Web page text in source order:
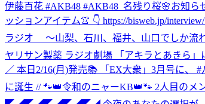
伊藤百花 #AKB48 #AKB48_名残り桜🌸お知ら
ッションアイテム👚 👇 https://bisweb.jp/
ラジオ ～山梨、石川、福井、山口でしか流
ヤリサン製薬 ラジオ劇場 「アキラとあきら」
／ 本日2/16(月)発売📚 「EX大衆」3月号に、
に誕生 // 🐾👑令和のニャーKB👑🐾 2人目の